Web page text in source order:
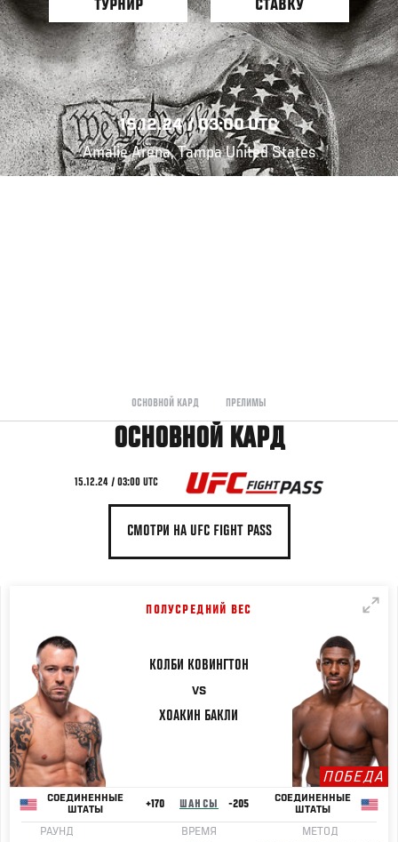
ТУРНИР
СТАВКУ
15.12.24 / 03:00 UTC
Amalie Arena, Tampa United States
ОСНОВНОЙ КАРД ПРЕЛИМЫ
ОСНОВНОЙ КАРД
15.12.24 / 03:00 UTC
СМОТРИ НА UFC FIGHT PASS
ПОЛУСРЕДНИЙ ВЕС
КОЛБИ КОВИНГТОН
VS
ХОАКИН БАКЛИ
ПОБЕДА
СОЕДИНЕННЫЕ
ШТАТЫ
+170 ШАНСЫ -205
СОЕДИНЕННЫЕ
ШТАТЫ
РАУНД
ВРЕМЯ
МЕТОД